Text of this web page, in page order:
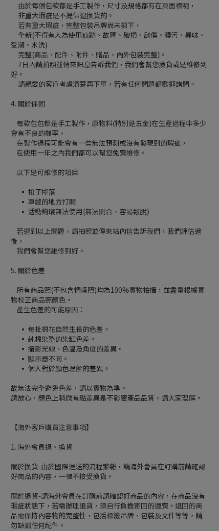
由於每個包款都是手工製作，尺寸及規格都有在頁面標明，
非重大瑕疵是不提供退換貨的。
若有重大瑕疵，完整包裝吊牌尚未剪下，
全新(不得有人為使用痕跡、故障、破損、刮傷、髒污、異味、
受潮、水洗)
完整(商品、配件、附件、贈品、內外包裝完整)。
7日內請拍照並傳來訊息告訴我們，我們會幫您換貨或是維修到
好。
請親愛的客戶考慮清楚再下單，若有任何問題都歡迎詢問。
4. 關於保固
每款包包都是手工製作，原物料(特別是五金)在生產過程中多少
會有不良的機率，
在製作過程可能會有一些無法預測或沒有發現到的瑕疵，
在使用一年之內我們都可以幫您免費維修。
以下是可維修的項目:
▪ 扣子掉落
▪ 車縫的地方打開
▪ 活動鉤環無法使用(無法開合、容易鬆脫)
若遇到以上問題，請拍照並傳來站內信告訴我們，我們評估過
後，
我們會幫您維修到好。
5. 關於色差
所有商品照(不包含情境照)均為100%實物拍攝，並盡量根據實
物校正商品照顏色。
產生色差的可能原因：
▪ 每批棉花自然生長的色差。
▪ 純棉染整的染缸色差。
▪ 攝影光線、色溫及角度的差異。
▪ 顯示器不同。
▪ 個人對於顏色理解的差異。
故無法完全避免色差，請以實物為準。
請放心，顏色上稍微有點差異是不影響產品品質，請大家理解。
【海外客戶購買注意事項】
1. 海外會員退、換貨
關於換貨-由於國際運送的流程繁雜，請海外會員在訂購前請確認
好商品的內容，一律不接受換貨。
關於退貨-請海外會員在訂購前請確認好商品的內容，在商品沒有
瑕疵狀態下，若需辦理退貨，須自行負擔寄回的運費。退回的商
品需保持內容物的完整性，包括標籤吊牌、包裝及文件等等，請
勿缺漏任何配件。